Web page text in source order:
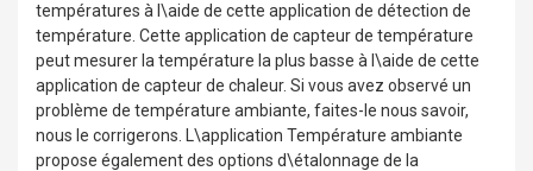
températures à l\aide de cette application de détection de
température. Cette application de capteur de température
peut mesurer la température la plus basse à l\aide de cette
application de capteur de chaleur. Si vous avez observé un
problème de température ambiante, faites-le nous savoir,
nous le corrigerons. L\application Température ambiante
propose également des options d\étalonnage de la